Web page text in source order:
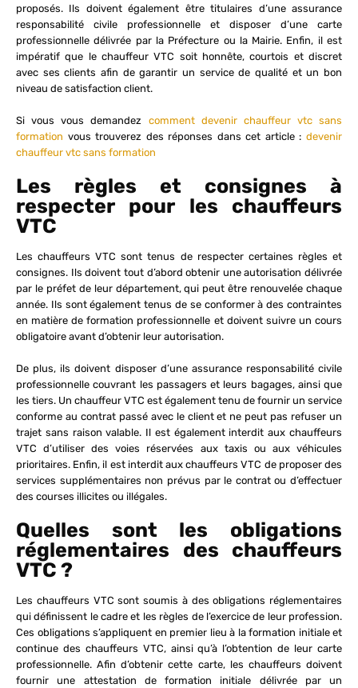
proposés. Ils doivent également être titulaires d’une assurance
responsabilité civile professionnelle et disposer d’une carte
professionnelle délivrée par la Préfecture ou la Mairie. Enfin, il est
impératif que le chauffeur VTC soit honnête, courtois et discret
avec ses clients afin de garantir un service de qualité et un bon
niveau de satisfaction client.
Si vous vous demandez comment devenir chauffeur vtc sans
formation vous trouverez des réponses dans cet article : devenir
chauffeur vtc sans formation
Les règles et consignes à
respecter pour les chauffeurs
VTC
Les chauffeurs VTC sont tenus de respecter certaines règles et
consignes. Ils doivent tout d’abord obtenir une autorisation délivrée
par le préfet de leur département, qui peut être renouvelée chaque
année. Ils sont également tenus de se conformer à des contraintes
en matière de formation professionnelle et doivent suivre un cours
obligatoire avant d’obtenir leur autorisation.
De plus, ils doivent disposer d’une assurance responsabilité civile
professionnelle couvrant les passagers et leurs bagages, ainsi que
les tiers. Un chauffeur VTC est également tenu de fournir un service
conforme au contrat passé avec le client et ne peut pas refuser un
trajet sans raison valable. Il est également interdit aux chauffeurs
VTC d’utiliser des voies réservées aux taxis ou aux véhicules
prioritaires. Enfin, il est interdit aux chauffeurs VTC de proposer des
services supplémentaires non prévus par le contrat ou d’effectuer
des courses illicites ou illégales.
Quelles sont les obligations
réglementaires des chauffeurs
VTC ?
Les chauffeurs VTC sont soumis à des obligations réglementaires
qui définissent le cadre et les règles de l’exercice de leur profession.
Ces obligations s’appliquent en premier lieu à la formation initiale et
continue des chauffeurs VTC, ainsi qu’à l’obtention de leur carte
professionnelle. Afin d’obtenir cette carte, les chauffeurs doivent
fournir une attestation de formation initiale délivrée par un